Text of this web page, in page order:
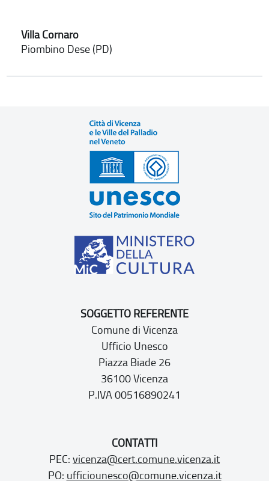
Villa Cornaro
Piombino Dese (PD)
SOGGETTO REFERENTE
Comune di Vicenza
Ufficio Unesco
Piazza Biade 26
36100 Vicenza
P.IVA 00516890241
CONTATTI
PEC: vicenza@cert.comune.vicenza.it
PO: ufficiounesco@comune.vicenza.it